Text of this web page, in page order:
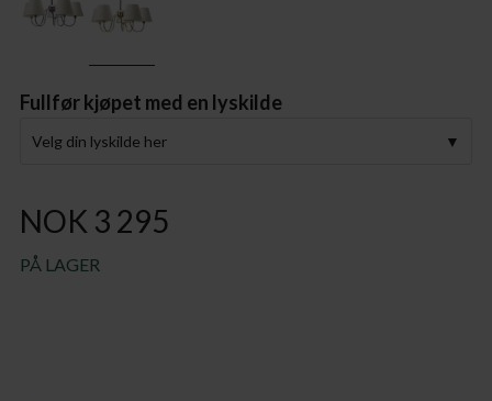
Fullfør kjøpet med en lyskilde
Velg din lyskilde her
NOK 3 295
PÅ LAGER